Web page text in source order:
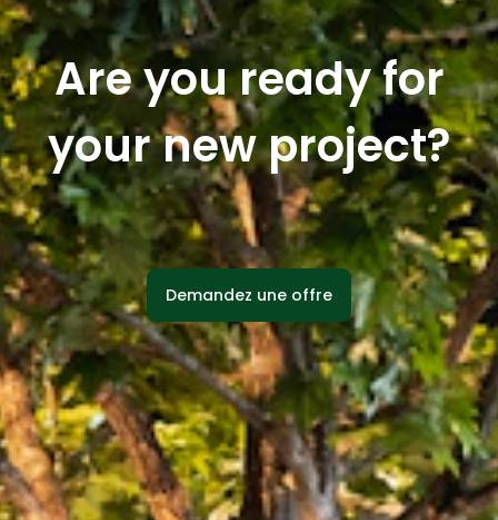
Are you ready for
your new project?
Demandez une offre